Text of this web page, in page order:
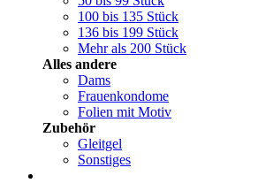
100 bis 135 Stück
136 bis 199 Stück
Mehr als 200 Stück
Alles andere
Dams
Frauenkondome
Folien mit Motiv
Zubehör
Gleitgel
Sonstiges